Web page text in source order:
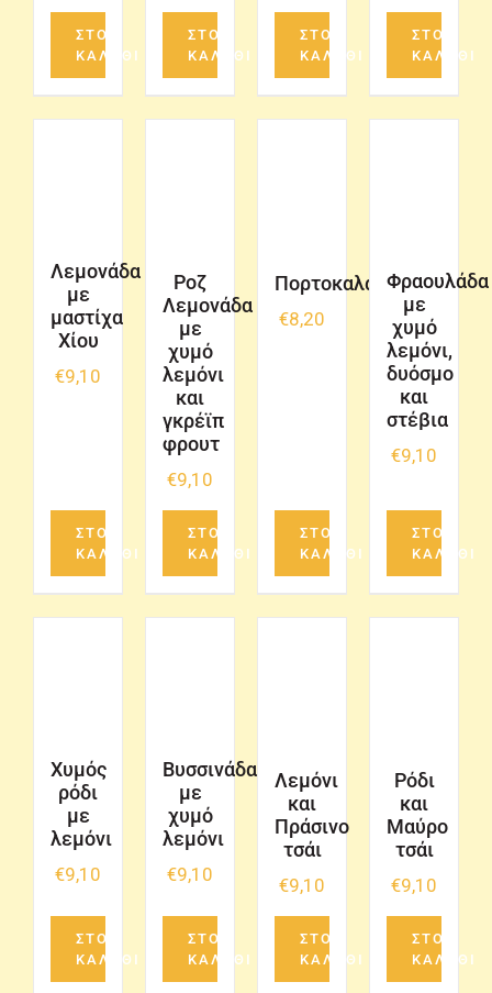
ΣΤΟ
ΚΑΛΑΘΙ
ΣΤΟ
ΚΑΛΑΘΙ
ΣΤΟ
ΚΑΛΑΘΙ
ΣΤΟ
ΚΑΛΑΘΙ
Λεμονάδα
με
μαστίχα
Χίου
€9,10
ΣΤΟ
ΚΑΛΑΘΙ
Ροζ
Λεμονάδα
με
χυμό
λεμόνι
και
γκρέϊπ
φρουτ
€9,10
ΣΤΟ
ΚΑΛΑΘΙ
Πορτοκαλάδα
€8,20
ΣΤΟ
ΚΑΛΑΘΙ
Φραουλάδα
με
χυμό
λεμόνι,
δυόσμο
και
στέβια
€9,10
ΣΤΟ
ΚΑΛΑΘΙ
Χυμός
ρόδι
με
λεμόνι
€9,10
ΣΤΟ
ΚΑΛΑΘΙ
Βυσσινάδα
με
χυμό
λεμόνι
€9,10
ΣΤΟ
ΚΑΛΑΘΙ
Λεμόνι
και
Πράσινο
τσάι
€9,10
ΣΤΟ
ΚΑΛΑΘΙ
Ρόδι
και
Μαύρο
τσάι
€9,10
ΣΤΟ
ΚΑΛΑΘΙ